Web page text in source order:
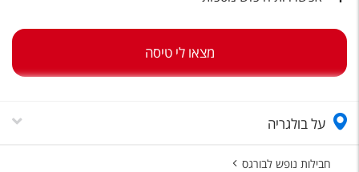
מגזין אשת
שירות לקוחות
טופס צור קשר
מצאו לי טיסה
על בולגריה
חבילות נופש לבורגס